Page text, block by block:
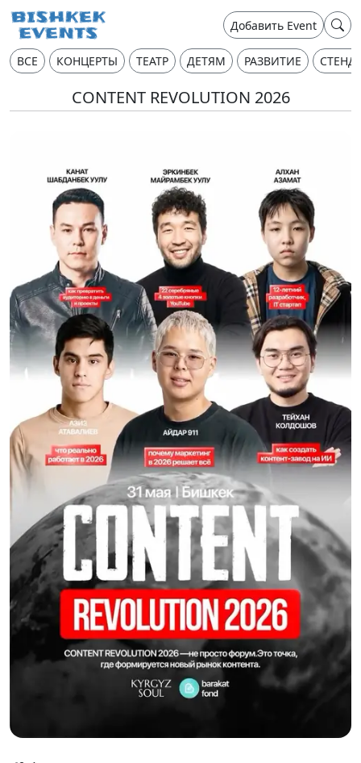
Добавить Event
ВСЕ КОНЦЕРТЫ ТЕАТР ДЕТЯМ РАЗВИТИЕ
CONTENT REVOLUTION 2026